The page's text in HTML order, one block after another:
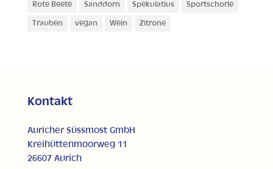
Rote Beete Sanddorn Spekulatius Sportschorle
Trauben vegan Wein Zitrone
Kontakt
Auricher Süssmost GmbH
Kreihüttenmoorweg 11
26607 Aurich